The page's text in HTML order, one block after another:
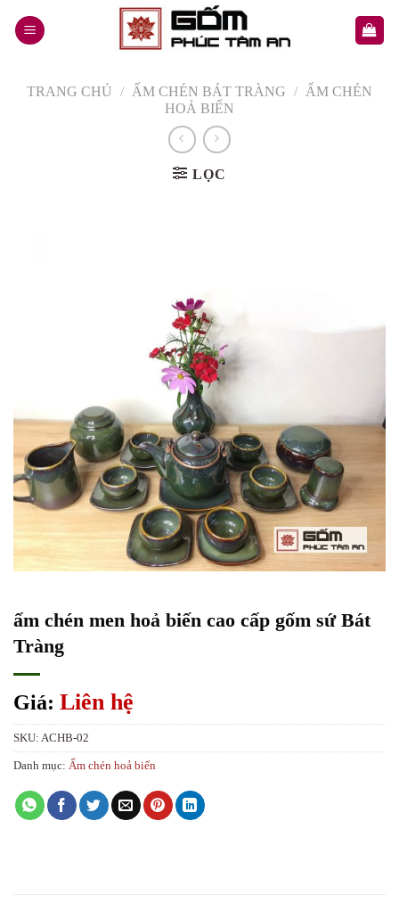
TRANG CHỦ / ẤM CHÉN BÁT TRÀNG /
ẤM CHÉN
HOẢ BIẾN
LỌC
ấm chén men hoả biến cao cấp gốm sứ Bát
Tràng
Giá: Liên hệ
SKU: ACHB-02
Danh mục: Ấm chén hoả biến